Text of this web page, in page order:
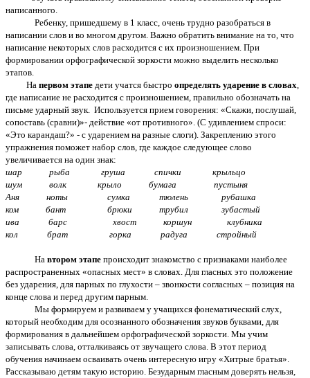
написанного.
Ребенку, пришедшему в 1 класс, очень трудно разобраться в
написании слов и во многом другом. Важно обратить внимание на то, что
написание некоторых слов расходится с их произношением. При
формировании орфографической зоркости можно выделить несколько
этапов.
На первом этапе дети учатся быстро определять ударение в словах,
где написание не расходится с произношением, правильно обозначать на
письме ударный звук. Используется прием говорения: «Скажи, послушай,
сопоставь (сравни)»- действие «от противного». (С удивлением спроси:
«Это карандаш?» - с ударением на разные слоги). Закреплению этого
упражнения поможет набор слов, где каждое следующее слово
увеличивается на один знак:
шар рыба груша спички крыльцо
шум волк крыло бумага пустыня
Аня ноты сумка тюлень рубашка
ком бант брюки трубил зубастый
ива барс хвост коршун клубника
кол брат горка радуга стройный
На втором этапе происходит знакомство с признаками наиболее
распространенных «опасных мест» в словах. Для гласных это положение
без ударения, для парных по глухости – звонкости согласных – позиция на
конце слова и перед другим парным.
Мы формируем и развиваем у учащихся фонематический слух,
который необходим для осознанного обозначения звуков буквами, для
формирования в дальнейшем орфографической зоркости. Мы учим
записывать слова, отталкиваясь от звучащего слова. В этот период
обучения начинаем осваивать очень интересную игру «Хитрые братья».
Рассказываю детям такую историю. Безударным гласным доверять нельзя,